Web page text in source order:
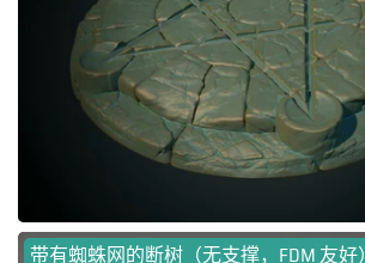
带有蜘蛛网的断树（无支撑，FDM 友好）